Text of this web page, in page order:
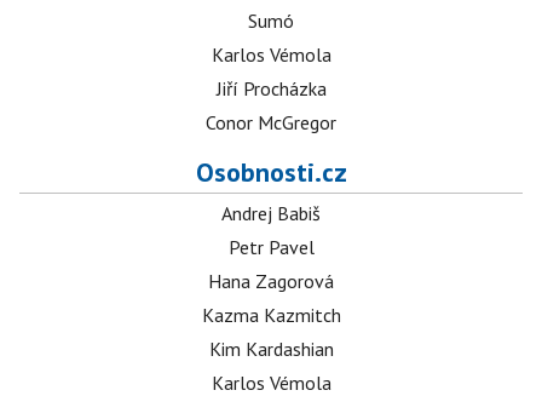
Sumó
Karlos Vémola
Jiří Procházka
Conor McGregor
Osobnosti.cz
Andrej Babiš
Petr Pavel
Hana Zagorová
Kazma Kazmitch
Kim Kardashian
Karlos Vémola